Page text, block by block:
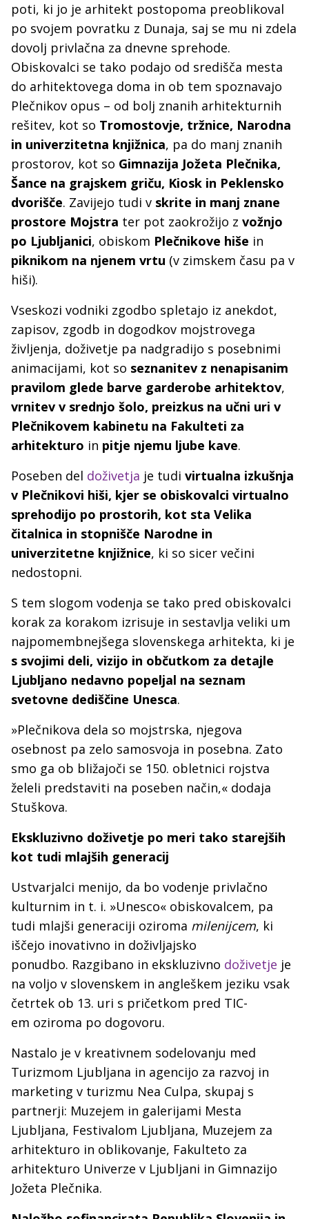
poti, ki jo je arhitekt postopoma preoblikoval
po svojem povratku z Dunaja, saj se mu ni zdela
dovolj privlačna za dnevne sprehode.
Obiskovalci se tako podajo od središča mesta
do arhitektovega doma in ob tem spoznavajo
Plečnikov opus – od bolj znanih arhitekturnih
rešitev, kot so Tromostovje, tržnice, Narodna
in univerzitetna knjižnica, pa do manj znanih
prostorov, kot so Gimnazija Jožeta Plečnika,
Šance na grajskem griču, Kiosk in Peklensko
dvorišče. Zavijejo tudi v skrite in manj znane
prostore Mojstra ter pot zaokrožijo z vožnjo
po Ljubljanici, obiskom Plečnikove hiše in
piknikom na njenem vrtu (v zimskem času pa v
hiši).
Vseskozi vodniki zgodbo spletajo iz anekdot,
zapisov, zgodb in dogodkov mojstrovega
življenja, doživetje pa nadgradijo s posebnimi
animacijami, kot so seznanitev z nenapisanim
pravilom glede barve garderobe arhitektov,
vrnitev v srednjo šolo, preizkus na učni uri v
Plečnikovem kabinetu na Fakulteti za
arhitekturo in pitje njemu ljube kave.
Poseben del doživetja je tudi virtualna izkušnja
v Plečnikovi hiši, kjer se obiskovalci virtualno
sprehodijo po prostorih, kot sta Velika
čitalnica in stopnišče Narodne in
univerzitetne knjižnice, ki so sicer večini
nedostopni.
S tem slogom vodenja se tako pred obiskovalci
korak za korakom izrisuje in sestavlja veliki um
najpomembnejšega slovenskega arhitekta, ki je
s svojimi deli, vizijo in občutkom za detajle
Ljubljano nedavno popeljal na seznam
svetovne dediščine Unesca.
»Plečnikova dela so mojstrska, njegova
osebnost pa zelo samosvoja in posebna. Zato
smo ga ob bližajoči se 150. obletnici rojstva
želeli predstaviti na poseben način,« dodaja
Stuškova.
Ekskluzivno doživetje po meri tako starejših
kot tudi mlajših generacij
Ustvarjalci menijo, da bo vodenje privlačno
kulturnim in t. i. »Unesco« obiskovalcem, pa
tudi mlajši generaciji oziroma milenijcem, ki
iščejo inovativno in doživljajsko
ponudbo. Razgibano in ekskluzivno doživetje je
na voljo v slovenskem in angleškem jeziku vsak
četrtek ob 13. uri s pričetkom pred TIC-
em oziroma po dogovoru.
Nastalo je v kreativnem sodelovanju med
Turizmom Ljubljana in agencijo za razvoj in
marketing v turizmu Nea Culpa, skupaj s
partnerji: Muzejem in galerijami Mesta
Ljubljana, Festivalom Ljubljana, Muzejem za
arhitekturo in oblikovanje, Fakulteto za
arhitekturo Univerze v Ljubljani in Gimnazijo
Jožeta Plečnika.